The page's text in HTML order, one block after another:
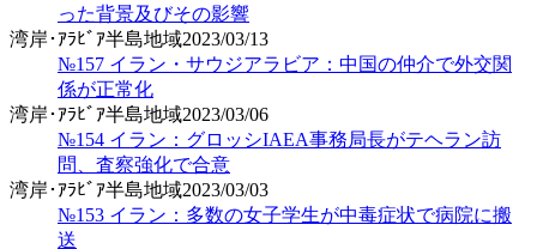
った背景及びその影響
湾岸･ｱﾗﾋﾞｱ半島地域2023/03/13
№157 イラン・サウジアラビア：中国の仲介で外交関
係が正常化
湾岸･ｱﾗﾋﾞｱ半島地域2023/03/06
№154 イラン：グロッシIAEA事務局長がテヘラン訪
問、査察強化で合意
湾岸･ｱﾗﾋﾞｱ半島地域2023/03/03
№153 イラン：多数の女子学生が中毒症状で病院に搬
送